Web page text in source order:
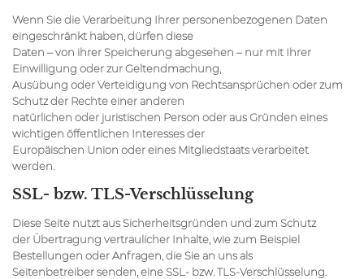
Wenn Sie die Verarbeitung Ihrer personenbezogenen Daten
eingeschränkt haben, dürfen diese
Daten – von ihrer Speicherung abgesehen – nur mit Ihrer
Einwilligung oder zur Geltendmachung,
Ausübung oder Verteidigung von Rechtsansprüchen oder zum
Schutz der Rechte einer anderen
natürlichen oder juristischen Person oder aus Gründen eines
wichtigen öffentlichen Interesses der
Europäischen Union oder eines Mitgliedstaats verarbeitet
werden.
SSL- bzw. TLS-Verschlüsselung
Diese Seite nutzt aus Sicherheitsgründen und zum Schutz
der Übertragung vertraulicher Inhalte, wie zum Beispiel
Bestellungen oder Anfragen, die Sie an uns als
Seitenbetreiber senden, eine SSL- bzw. TLS-Verschlüsselung.